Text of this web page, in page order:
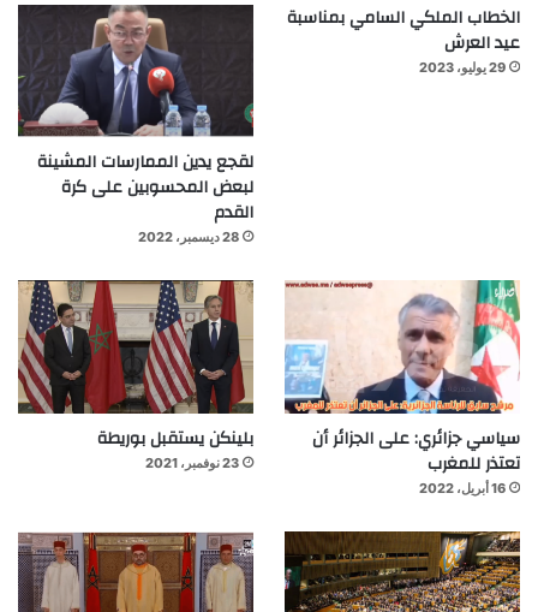
الخطاب الملكي السامي بمناسبة
عيد العرش
29 يوليو، 2023
لقجع يدين الممارسات المشينة
لبعض المحسوبين على كرة
القدم
28 ديسمبر، 2022
سياسي جزائري: على الجزائر أن
تعتذر للمغرب
16 أبريل، 2022
بلينكن يستقبل بوريطة
23 نوفمبر، 2021